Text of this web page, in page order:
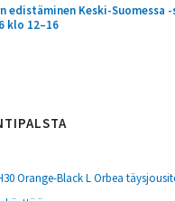
edistäminen Keski-Suomessa
klo 12–16
Orange-Black L Orbea